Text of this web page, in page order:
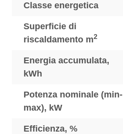
Classe energetica
Superficie di
riscaldamento m2
Energia accumulata,
kWh
Potenza nominale (min-
max), kW
Efficienza, %